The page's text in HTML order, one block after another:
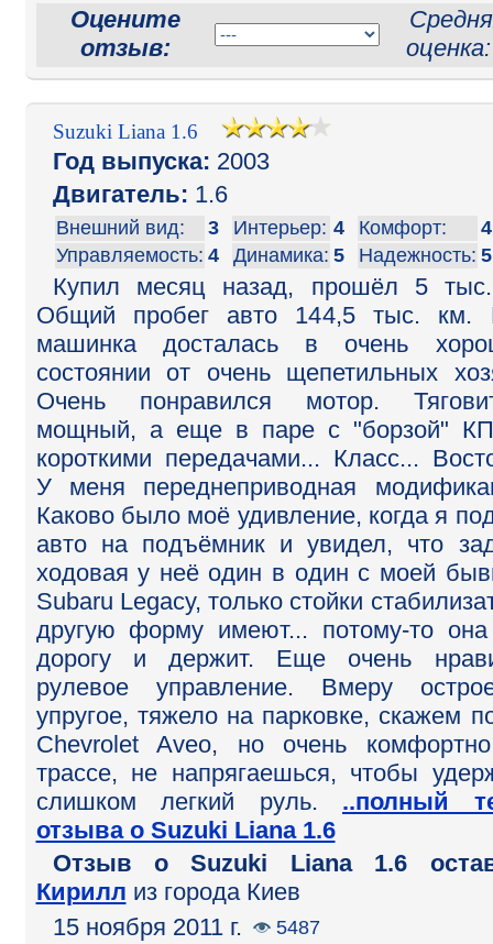
Оцените
отзыв:
Suzuki Liana 1.6
Год выпуска: 2003
Двигатель: 1.6
Внешний вид: 3 Интерьер: 4 Комфорт:
4
Управляемость: 4 Динамика: 5 Надежность: 5
Купил месяц назад, прошёл 5
Общий пробег авто 144,5 тыс. км.
машинка досталась в очень
состоянии от очень щепетильных
Очень понравился мотор.
мощный, а еще в паре с "борзой"
короткими передачами... Класс...
У меня переднеприводная
Каково было моё удивление, когда я
авто на подъёмник и увидел, что
ходовая у неё один в один с моей
Subaru Legacy, только стойки
другую форму имеют... потому-то она
дорогу и держит. Еще очень
рулевое управление. Вмеру
упругое, тяжело на парковке, скажем
Chevrolet Aveo, но очень
трассе, не напрягаешься, чтобы
слишком легкий руль. ..полный
отзыва о Suzuki Liana 1.6
Отзыв o Suzuki Liana 1.6
Кирилл из города Киев
15 ноября 2011 г.
5487